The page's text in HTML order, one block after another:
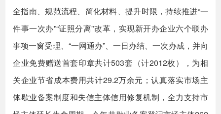
全指南、规范流程、简化材料、提升时限，持续推进“一
件事一次办”“证照分离”改革，实现新开办企业六个联办
事项一窗受理、“一网通办”、一日办结、一次办成，并向
企业免费赠送首套印章共计503套（计2012枚），为相
关企业节省成本费用共计29.2万余元；认真落实市场主
体歇业备案制度和失信主体信用修复机制，全力支持市